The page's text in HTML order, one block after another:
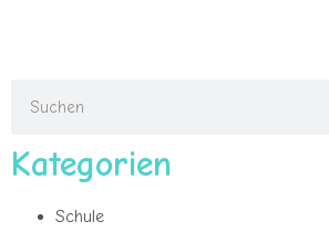
Kategorien
Schule